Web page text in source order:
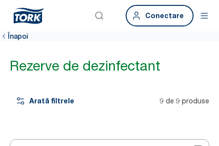
Conectare
Înapoi
Rezerve de dezinfectant
Arată filtrele 9 de 9 produse